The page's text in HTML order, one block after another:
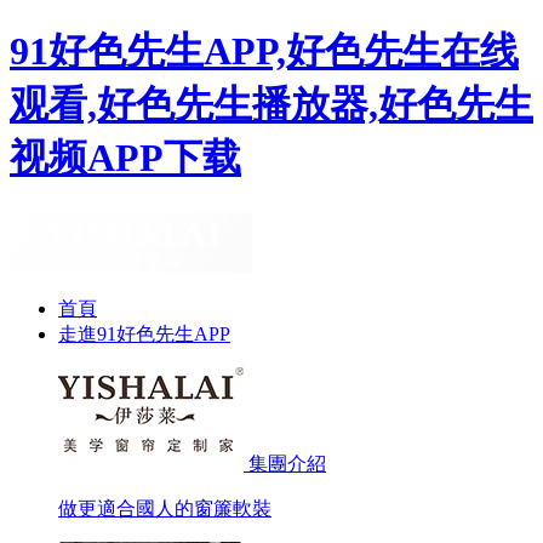
91好色先生APP,好色先生在线
观看,好色先生播放器,好色先生
视频APP下载
首頁
走進91好色先生APP
集團介紹
做更適合國人的窗簾軟裝